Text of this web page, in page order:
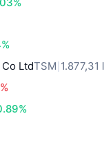
LtdTSM 1.877,31